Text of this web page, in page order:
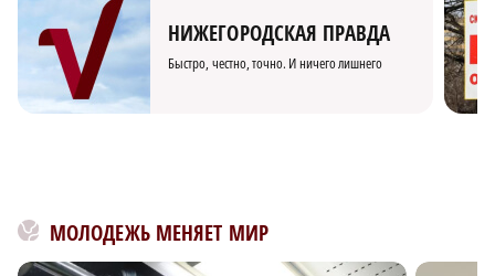
НИЖЕГОРОДСКАЯ ПРАВДА
Быстро, честно, точно. И ничего лишнего
МОЛОДЕЖЬ МЕНЯЕТ МИР